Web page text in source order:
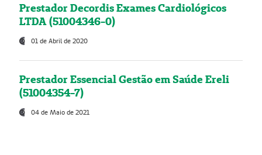
Prestador Decordis Exames Cardiológicos
LTDA (51004346-0)
01 de Abril de 2020
Prestador Essencial Gestão em Saúde Ereli
(51004354-7)
04 de Maio de 2021